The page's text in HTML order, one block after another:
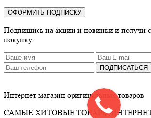
ОФОРМИТЬ ПОДПИСКУ
Подпишись на акции и новинки и получи
покупку
ПОДПИСАТЬСЯ
Интернет-магазин оригинальных товаров
САМЫЕ ХИТОВЫЕ ТОВАРЫ